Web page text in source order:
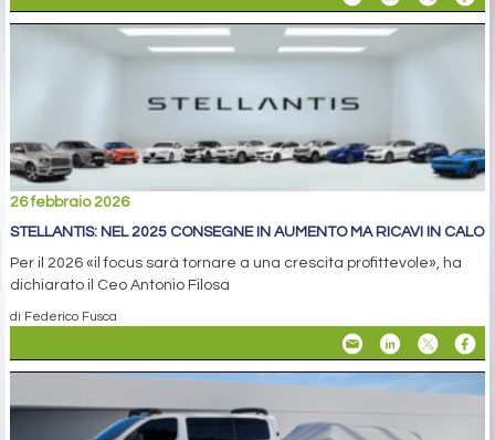
26 febbraio 2026
STELLANTIS: NEL 2025 CONSEGNE IN AUMENTO MA RICAVI IN CALO
Per il 2026 «il focus sarà tornare a una crescita profittevole», ha
dichiarato il Ceo Antonio Filosa
di Federico Fusca